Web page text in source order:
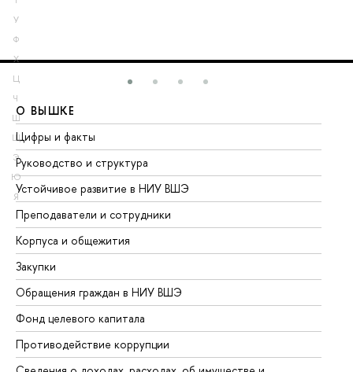
У
Ф
Х
Ц
Ч
Ш
Щ
Э
Ю
Я
О ВЫШКЕ
Цифры и факты
Руководство и структура
Устойчивое развитие в НИУ ВШЭ
Преподаватели и сотрудники
Корпуса и общежития
Закупки
Обращения граждан в НИУ ВШЭ
Фонд целевого капитала
Противодействие коррупции